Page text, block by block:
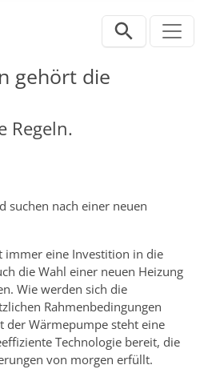
gehört die
Regeln.
suchen nach einer neuen
immer eine Investition in die
die Wahl einer neuen Heizung
Wie werden sich die
Rahmenbedingungen
der Wärmepumpe steht eine
Technologie bereit, die
von morgen erfüllt.